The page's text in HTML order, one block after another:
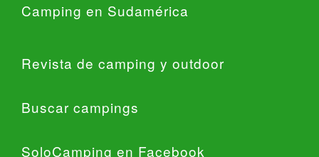
Camping en Sudamérica
Revista de camping y outdoor
Buscar campings
SoloCamping en Facebook